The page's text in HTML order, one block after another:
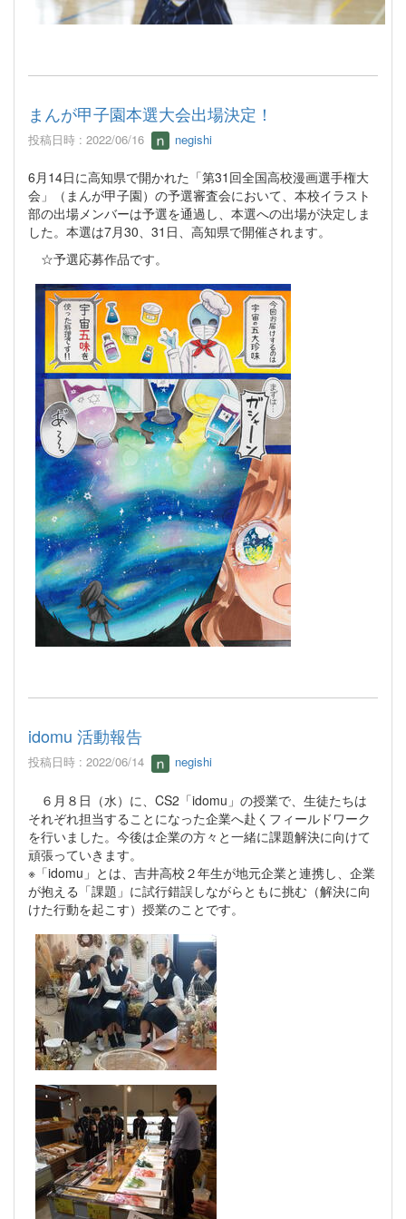
まんが甲子園本選大会出場決定！
投稿日時 : 2022/06/16 negishi
6月14日に高知県で開かれた「第31回全国高校漫画選手権大
会」（まんが甲子園）の予選審査会において、本校イラスト
部の出場メンバーは予選を通過し、本選への出場が決定しま
した。本選は7月30、31日、高知県で開催されます。
☆予選応募作品です。
idomu 活動報告
投稿日時 : 2022/06/14 negishi
６月８日（水）に、CS2「idomu」の授業で、生徒たちは
それぞれ担当することになった企業へ赴くフィールドワーク
を行いました。今後は企業の方々と一緒に課題解決に向けて
頑張っていきます。
※「idomu」とは、吉井高校２年生が地元企業と連携し、企業
が抱える「課題」に試行錯誤しながらともに挑む（解決に向
けた行動を起こす）授業のことです。